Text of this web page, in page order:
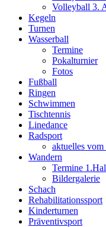
Volleyball 3.
Kegeln
Turnen
Wasserball
Termine
Pokalturnier
Fotos
Fußball
Ringen
Schwimmen
Tischtennis
Linedance
Radsport
aktuelles vom
Wandern
Termine
Bildergalerie
Schach
Rehabilitationssport
Kinderturnen
Präventivsport